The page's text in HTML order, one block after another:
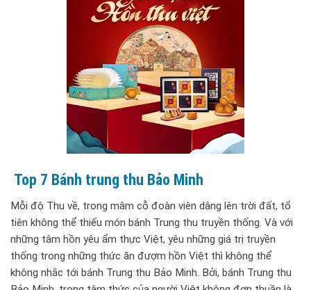
Top 7 Bánh trung thu Bảo Minh
Mỗi độ Thu về, trong mâm cỗ đoàn viên dâng lên trời đất, tổ
tiên không thể thiếu món bánh Trung thu truyền thống. Và với
những tâm hồn yêu ẩm thực Việt, yêu những giá trị truyền
thống trong những thức ăn đượm hồn Việt thì không thể
không nhắc tới bánh Trung thu Bảo Minh. Bởi, bánh Trung thu